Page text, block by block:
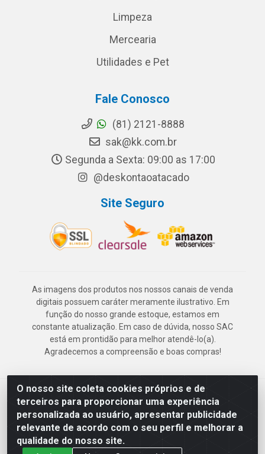
O nosso site coleta cookies próprios e de
terceiros para proporcionar uma experiência
personalizada ao usuário, apresentar publicidade
relevante de acordo com o seu perfil e melhorar a
qualidade do nosso site.
Limpeza
Mercearia
Utilidades e Pet
Fale Conosco
(81) 2121-8888
sak@kk.com.br
Segunda a Sexta: 09:00 as 17:00
@deskontaoatacado
Site Seguro
As imagens dos produtos nos nossos canais de venda
digitais possuem caráter meramente ilustrativo. Em
função do nosso grande estoque, estamos em
constante atualização. Em caso de dúvida, nosso SAC
está em prontidão para melhor atendê-lo(a).
Agradecemos a compreensão e boas compras!
Deskontão Atacado - Av. Marechal Mascarenhas de Morais, 2471 -
Imbiribeira - Recife/PE - CEP 51.150-001 - CNPJ 24.150.377/0003-
57